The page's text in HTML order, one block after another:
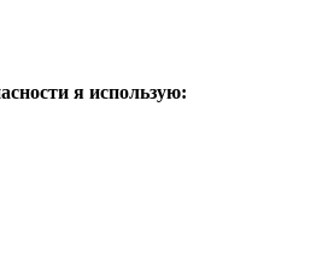
я использую: